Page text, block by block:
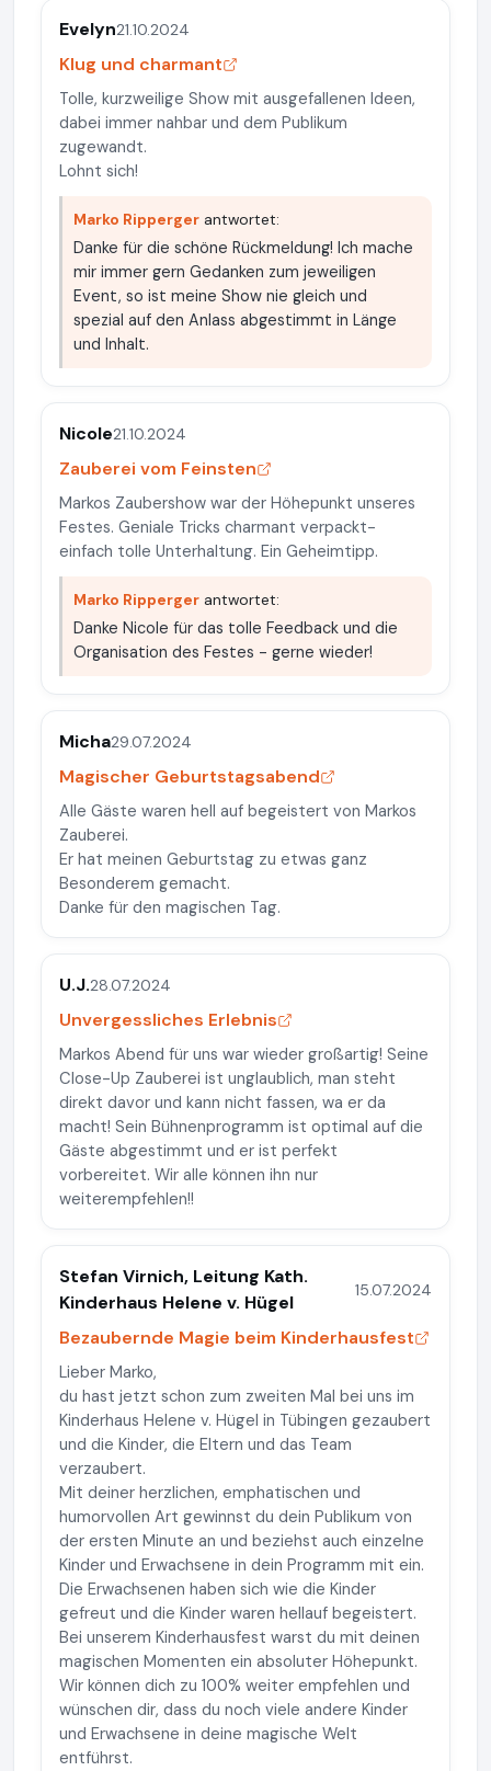
Evelyn21.10.2024
Klug und charmant
Tolle, kurzweilige Show mit ausgefallenen Ideen,
dabei immer nahbar und dem Publikum
zugewandt.
Lohnt sich!
Marko Ripperger antwortet:
Danke für die schöne Rückmeldung! Ich mache
mir immer gern Gedanken zum jeweiligen
Event, so ist meine Show nie gleich und
spezial auf den Anlass abgestimmt in Länge
und Inhalt.
Nicole21.10.2024
Zauberei vom Feinsten
Markos Zaubershow war der Höhepunkt unseres
Festes. Geniale Tricks charmant verpackt-
einfach tolle Unterhaltung. Ein Geheimtipp.
Marko Ripperger antwortet:
Danke Nicole für das tolle Feedback und die
Organisation des Festes - gerne wieder!
Micha29.07.2024
Magischer Geburtstagsabend
Alle Gäste waren hell auf begeistert von Markos
Zauberei.
Er hat meinen Geburtstag zu etwas ganz
Besonderem gemacht.
Danke für den magischen Tag.
U.J.28.07.2024
Unvergessliches Erlebnis
Markos Abend für uns war wieder großartig! Seine
Close-Up Zauberei ist unglaublich, man steht
direkt davor und kann nicht fassen, wa er da
macht! Sein Bühnenprogramm ist optimal auf die
Gäste abgestimmt und er ist perfekt
vorbereitet. Wir alle können ihn nur
weiterempfehlen!!
Stefan Virnich, Leitung Kath.
Kinderhaus Helene v. Hügel
15.07.2024
Bezaubernde Magie beim Kinderhausfest
Lieber Marko,
du hast jetzt schon zum zweiten Mal bei uns im
Kinderhaus Helene v. Hügel in Tübingen gezaubert
und die Kinder, die Eltern und das Team
verzaubert.
Mit deiner herzlichen, emphatischen und
humorvollen Art gewinnst du dein Publikum von
der ersten Minute an und beziehst auch einzelne
Kinder und Erwachsene in dein Programm mit ein.
Die Erwachsenen haben sich wie die Kinder
gefreut und die Kinder waren hellauf begeistert.
Bei unserem Kinderhausfest warst du mit deinen
magischen Momenten ein absoluter Höhepunkt.
Wir können dich zu 100% weiter empfehlen und
wünschen dir, dass du noch viele andere Kinder
und Erwachsene in deine magische Welt
entführst.